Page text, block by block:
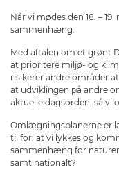
Når vi mødes den 18. –
sammenhæng.
Med aftalen om et grønt
at prioritere miljø- og
risikerer andre områder
at udviklingen på andre
aktuelle dagsorden, så vi
Omlægningsplanerne er
til for, at vi lykkes og
sammenhæng for
samt nationalt?